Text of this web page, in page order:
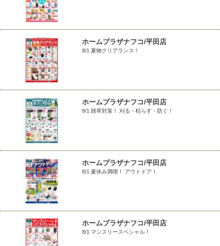
ホームプラザナフコ/平田店
8/1 夏物クリアランス！
ホームプラザナフコ/平田店
8/1 雑草対策！ 刈る・枯らす・防ぐ！
ホームプラザナフコ/平田店
8/1 夏休み満喫！ アウトドア！
ホームプラザナフコ/平田店
8/1 マンスリースペシャル！